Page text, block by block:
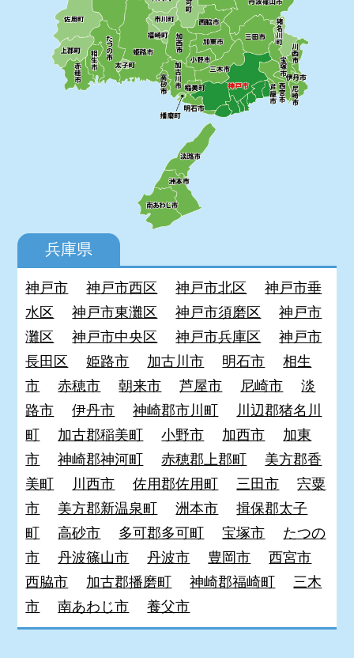
兵庫県
神戸市 神戸市西区 神戸市北区
神戸市垂
水区
神戸市東灘区 神戸市須磨区
神戸市
灘区
神戸市中央区 神戸市兵庫区
神戸市
長田区
姫路市 加古川市 明石市
相生
市
赤穂市 朝来市 芦屋市 尼崎市
淡
路市
伊丹市 神崎郡市川町
川辺郡猪名川
町
加古郡稲美町 小野市 加西市
加東
市
神崎郡神河町 赤穂郡上郡町
美方郡香
美町
川西市 佐用郡佐用町 三田市
宍粟
市
美方郡新温泉町 洲本市
揖保郡太子
町
高砂市 多可郡多可町 宝塚市
たつの
市
丹波篠山市 丹波市 豊岡市
西宮市
西脇市
加古郡播磨町 神崎郡福崎町
三木
市
南あわじ市 養父市